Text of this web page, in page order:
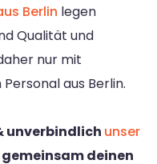
Berlin legen
Qualität und
nur mit
aus Berlin.
unverbindlich unser
deinen